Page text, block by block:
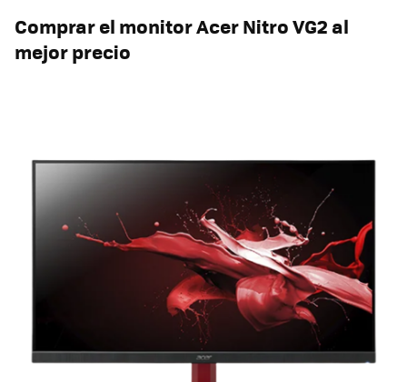
Comprar el monitor Acer Nitro VG2 al
mejor precio